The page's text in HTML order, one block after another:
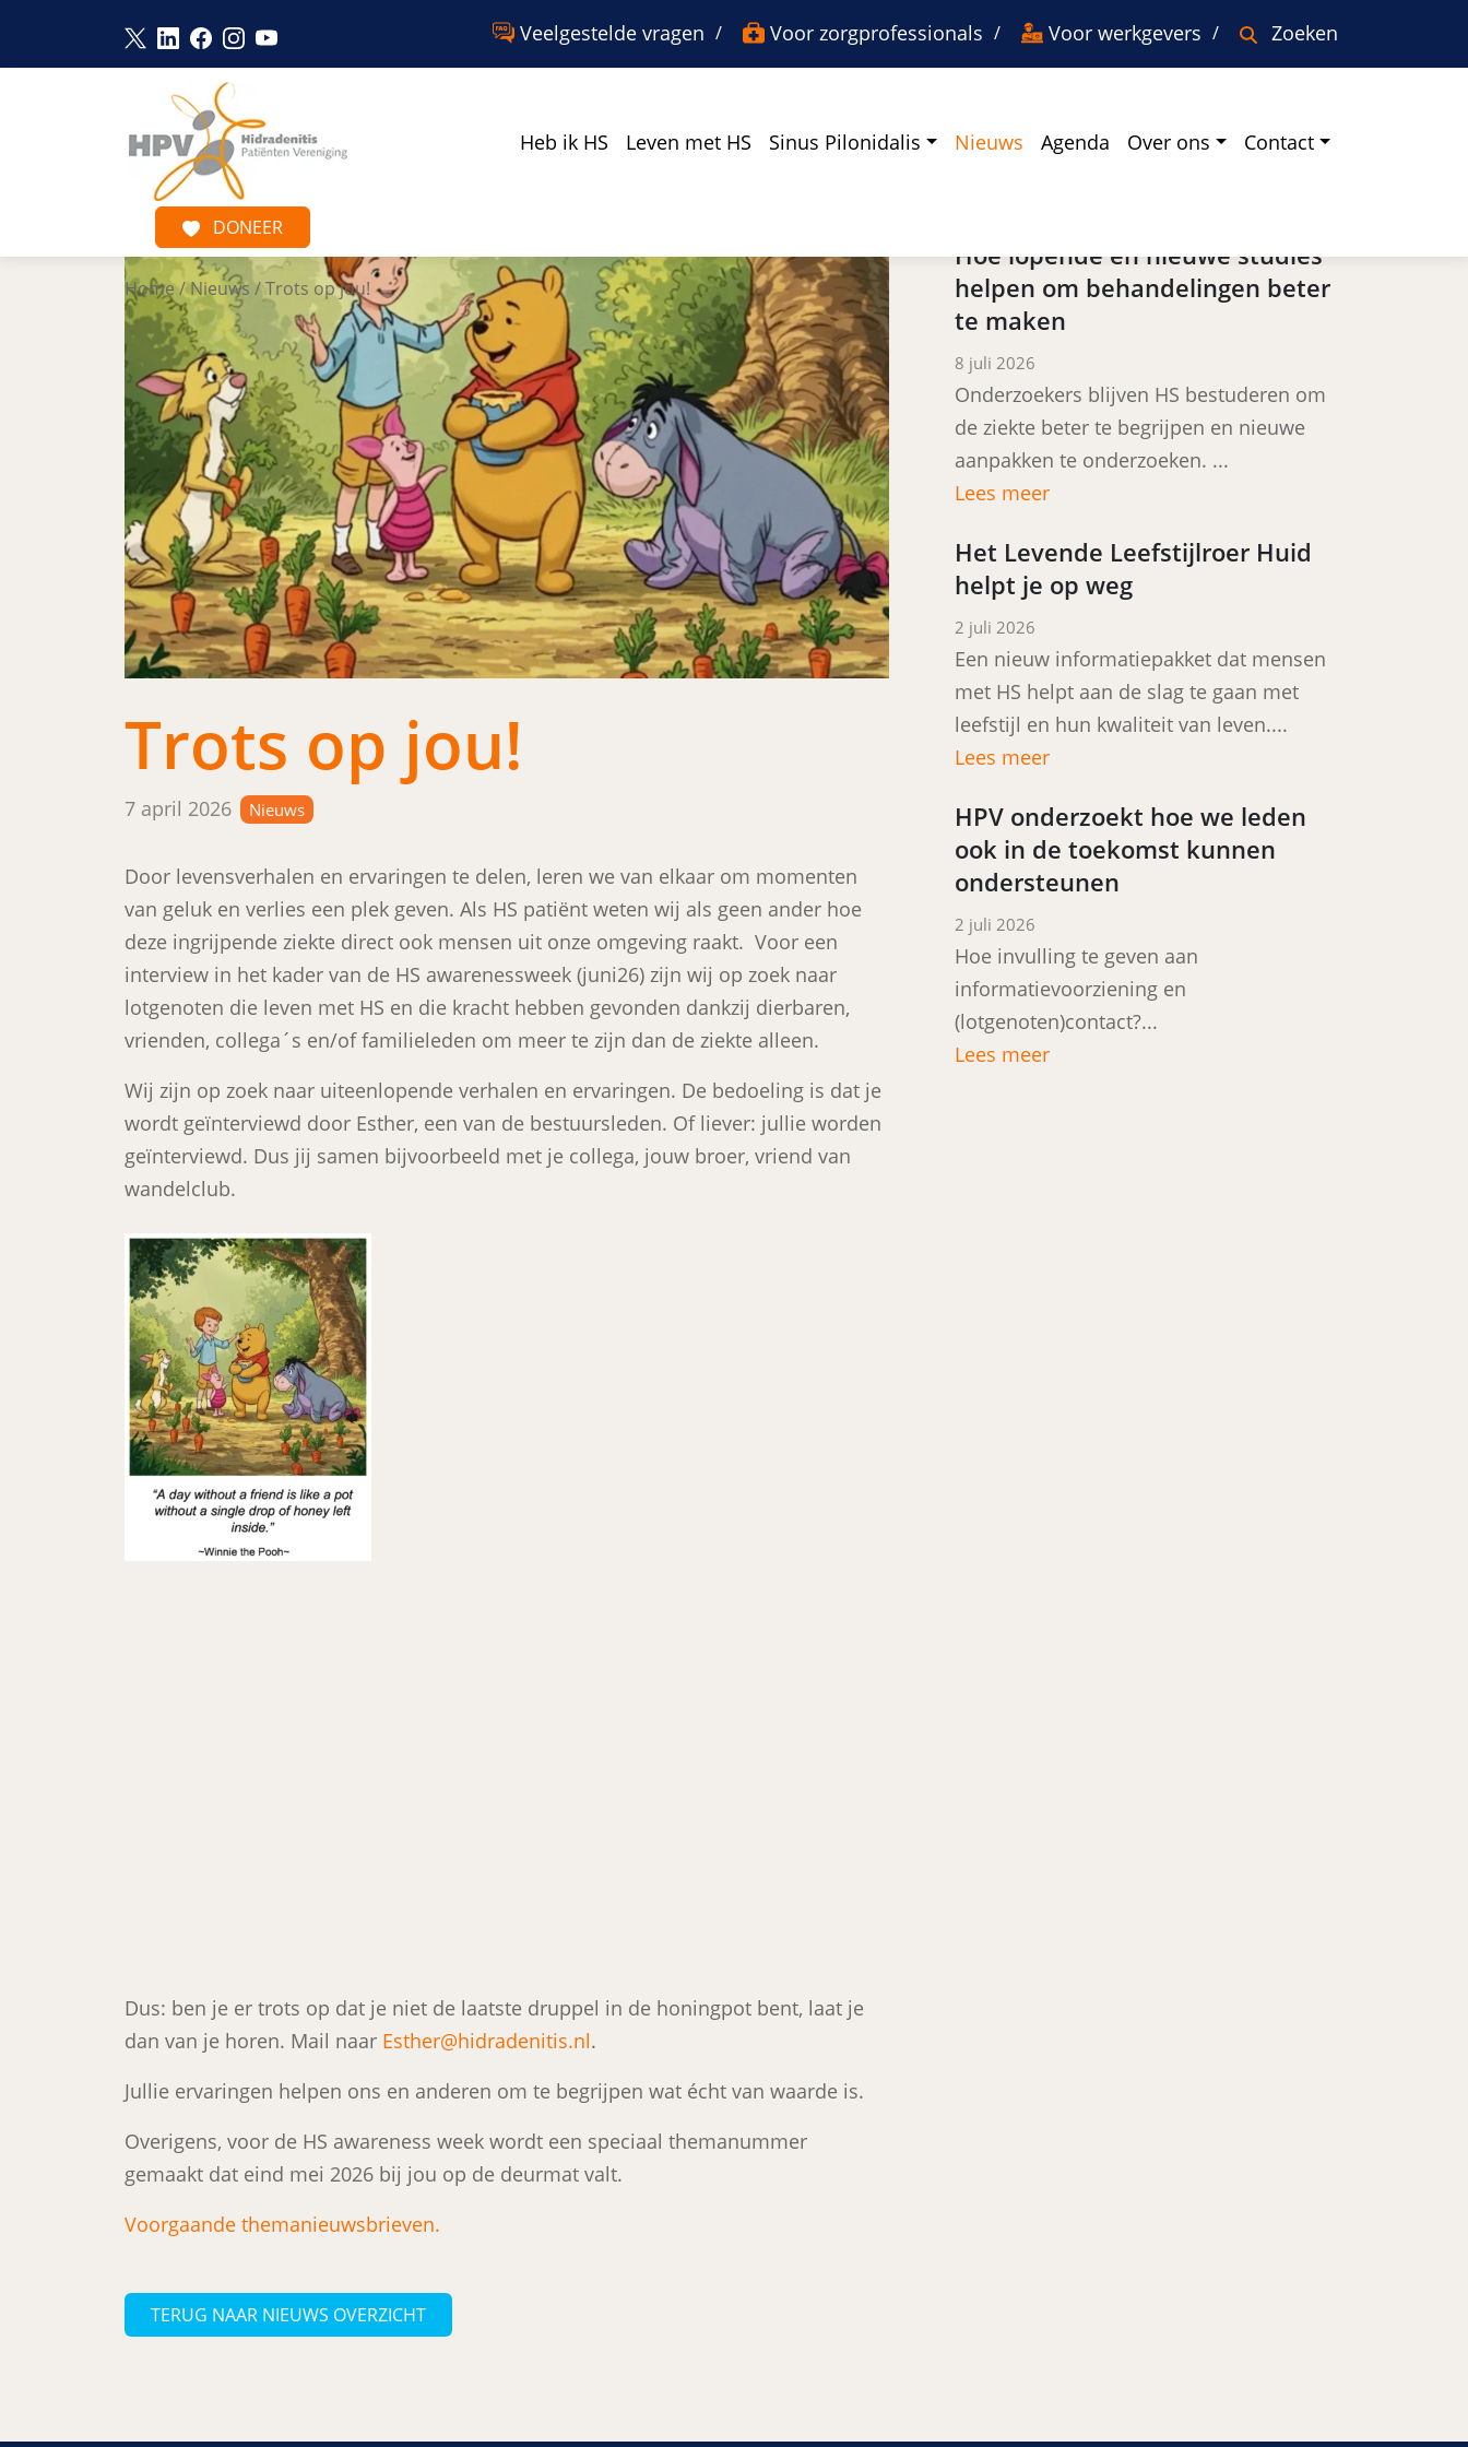
Link opent in een nieuw venster
Link opent in een nieuw venster
Link opent in een nieuw venster
Link opent in een nieuw venster
Link opent in een nieuw vensterVeelgestelde vragen Voor zorgprofessionals Voor werkgevers Zoeken
Heb ik HS Leven met HS Sinus Pilonidalis Nieuws Agenda Over ons Contact
DONEER
Home/Nieuws /Trots op jou!
Trots op jou!
Posted on
7 april 2026 Nieuws
Door levensverhalen en ervaringen te delen, leren we van elkaar om momenten
van geluk en verlies een plek geven. Als HS patiënt weten wij als geen ander hoe
deze ingrijpende ziekte direct ook mensen uit onze omgeving raakt. Voor een
interview in het kader van de HS awarenessweek (juni26) zijn wij op zoek naar
lotgenoten die leven met HS en die kracht hebben gevonden dankzij dierbaren,
vrienden, collega´s en/of familieleden om meer te zijn dan de ziekte alleen.
Wij zijn op zoek naar uiteenlopende verhalen en ervaringen. De bedoeling is dat je
wordt geïnterviewd door Esther, een van de bestuursleden. Of liever: jullie worden
geïnterviewd. Dus jij samen bijvoorbeeld met je collega, jouw broer, vriend van
wandelclub.
Dus: ben je er trots op dat je niet de laatste druppel in de honingpot bent, laat je
dan van je horen. Mail naar Esther@hidradenitis.nl.
Jullie ervaringen helpen ons en anderen om te begrijpen wat écht van waarde is.
Overigens, voor de HS awareness week wordt een speciaal themanummer
gemaakt dat eind mei 2026 bij jou op de deurmat valt.
Voorgaande themanieuwsbrieven.
TERUG NAAR NIEUWS OVERZICHT
Hoe lopende én nieuwe studies
helpen om behandelingen beter
te maken
Posted on
8 juli 2026
Onderzoekers blijven HS bestuderen om
de ziekte beter te begrijpen en nieuwe
aanpakken te onderzoeken. ...
Lees meer
Het Levende Leefstijlroer Huid
helpt je op weg
Posted on
2 juli 2026
Een nieuw informatiepakket dat mensen
met HS helpt aan de slag te gaan met
leefstijl en hun kwaliteit van leven....
Lees meer
HPV onderzoekt hoe we leden
ook in de toekomst kunnen
ondersteunen
Posted on
2 juli 2026
Hoe invulling te geven aan
informatievoorziening en
(lotgenoten)contact?...
Lees meer